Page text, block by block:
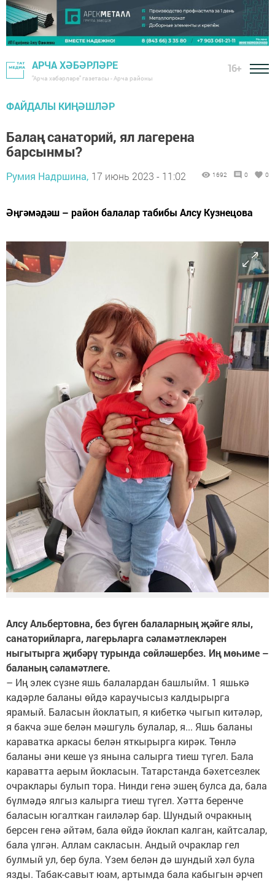
АРЧА ХӘБӘРЛӘРЕ
"Арча хәбәрләре" газетасы - Арча районы
16+
ФАЙДАЛЫ КИҢӘШЛӘР
Балаң санаторий, ял лагерена
барсынмы?
Румия Надршина, 17 июнь 2023 - 11:02 1692 0 0
Әңгәмәдәш – район балалар табибы Алсу Кузнецова
Алсу Альбертовна, без бүген балаларның җәйге ялы,
санаторийларга, лагерьларга сәламәтлекләрен
ныгытырга җибәрү турында сөйләшербез. Иң мөһиме –
баланың сәламәтлеге.
– Иң элек сүзне яшь балалардан башлыйм. 1 яшькә
кадәрле баланы өйдә караучысыз калдырырга
ярамый. Баласын йоклатып, я кибеткә чыгып китәләр,
я бакча эше белән мәшгуль булалар, я... Яшь баланы
караватка аркасы белән яткырырга кирәк. Төнлә
баланы әни кеше үз янына салырга тиеш түгел. Бала
караватта аерым йокласын. Татарстанда бәхетсезлек
очраклары булып тора. Нинди генә эшең булса да, бала
бүлмәдә ялгыз калырга тиеш түгел. Хәтта беренче
баласын югалткан гаиләләр бар. Шундый очракның
берсен генә әйтәм, бала өйдә йоклап калган, кайтсалар,
бала үлгән. Аллам сакласын. Андый очраклар гел
булмый ул, бер була. Үзем белән дә шундый хәл була
язды. Табак-савыт юам, артымда бала кабыгын әрчеп